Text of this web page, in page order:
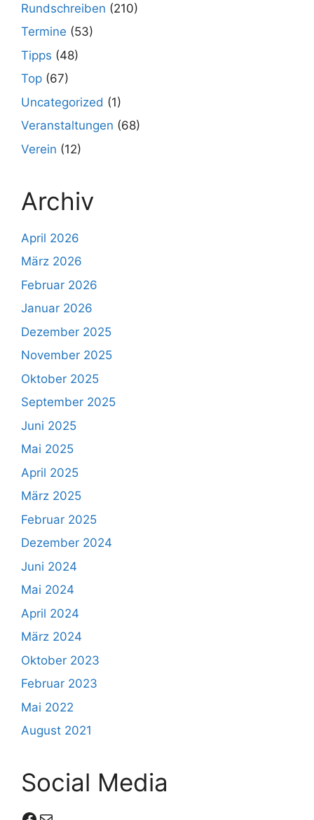
Rundschreiben (210)
Termine (53)
Tipps (48)
Top (67)
Uncategorized (1)
Veranstaltungen (68)
Verein (12)
Archiv
April 2026
März 2026
Februar 2026
Januar 2026
Dezember 2025
November 2025
Oktober 2025
September 2025
Juni 2025
Mai 2025
April 2025
März 2025
Februar 2025
Dezember 2024
Juni 2024
Mai 2024
April 2024
März 2024
Oktober 2023
Februar 2023
Mai 2022
August 2021
Social Media